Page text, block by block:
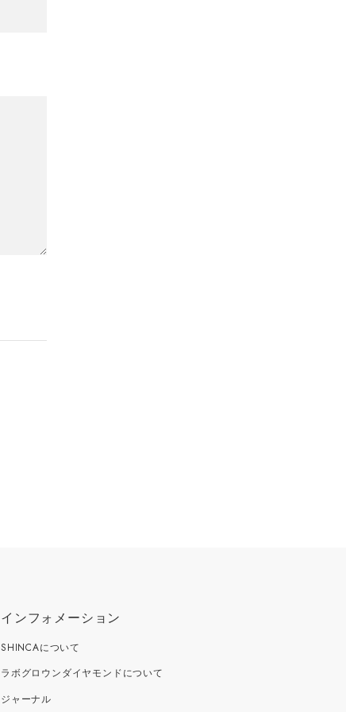
インフォメーション
SHINCAについて
ラボグロウンダイヤモンドについて
ジャーナル